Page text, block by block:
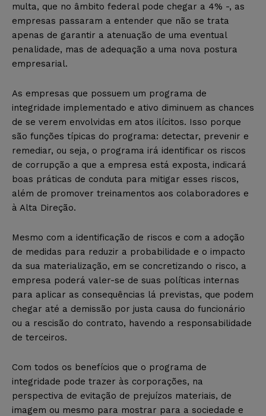
multa, que no âmbito federal pode chegar a 4% -, as
empresas passaram a entender que não se trata
apenas de garantir a atenuação de uma eventual
penalidade, mas de adequação a uma nova postura
empresarial.
As empresas que possuem um programa de
integridade implementado e ativo diminuem as chances
de se verem envolvidas em atos ilícitos. Isso porque
são funções típicas do programa: detectar, prevenir e
remediar, ou seja, o programa irá identificar os riscos
de corrupção a que a empresa está exposta, indicará
boas práticas de conduta para mitigar esses riscos,
além de promover treinamentos aos colaboradores e
à Alta Direção.
Mesmo com a identificação de riscos e com a adoção
de medidas para reduzir a probabilidade e o impacto
da sua materialização, em se concretizando o risco, a
empresa poderá valer-se de suas políticas internas
para aplicar as consequências lá previstas, que podem
chegar até a demissão por justa causa do funcionário
ou a rescisão do contrato, havendo a responsabilidade
de terceiros.
Com todos os benefícios que o programa de
integridade pode trazer às corporações, na
perspectiva de evitação de prejuízos materiais, de
imagem ou mesmo para mostrar para a sociedade e